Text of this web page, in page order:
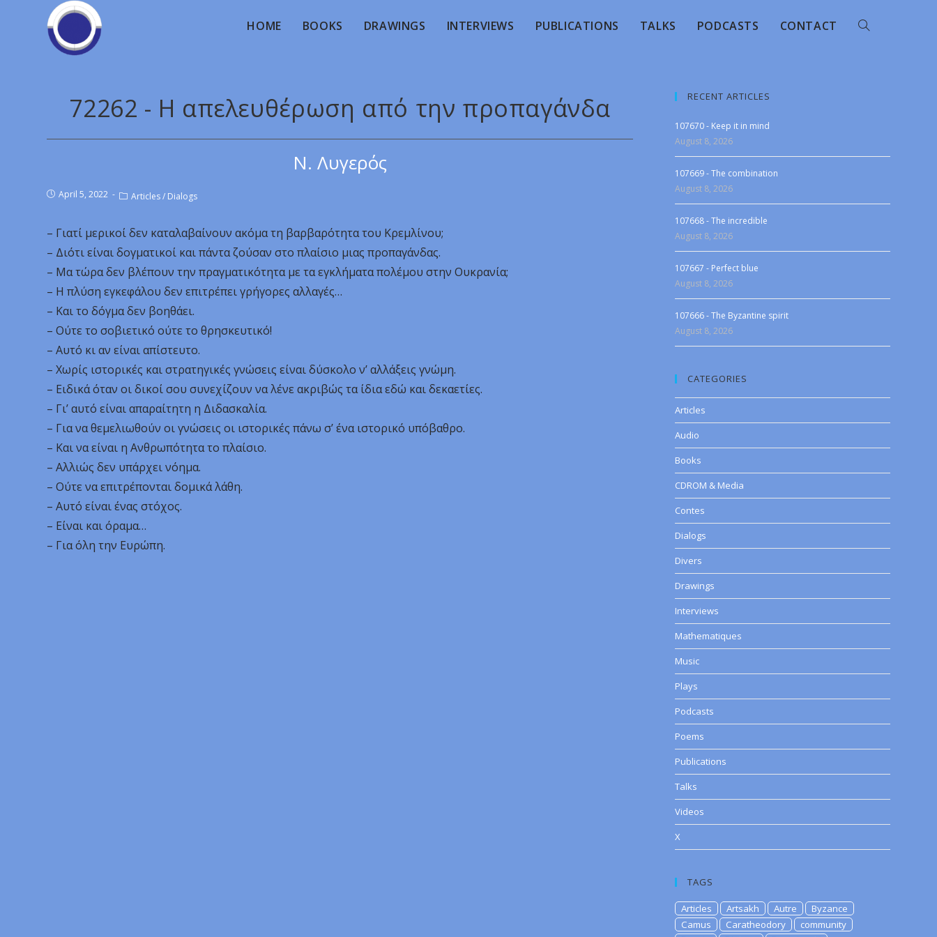
HOME BOOKS DRAWINGS INTERVIEWS PUBLICATIONS TALKS PODCASTS CONTACT
72262 - Η απελευθέρωση από την προπαγάνδα
Ν. Λυγερός
April 5, 2022 Articles/ Dialogs
– Γιατί μερικοί δεν καταλαβαίνουν ακόμα τη βαρβαρότητα του Κρεμλίνου;
– Διότι είναι δογματικοί και πάντα ζούσαν στο πλαίσιο μιας προπαγάνδας.
– Μα τώρα δεν βλέπουν την πραγματικότητα με τα εγκλήματα πολέμου στην Ουκρανία;
– Η πλύση εγκεφάλου δεν επιτρέπει γρήγορες αλλαγές…
– Και το δόγμα δεν βοηθάει.
– Ούτε το σοβιετικό ούτε το θρησκευτικό!
– Αυτό κι αν είναι απίστευτο.
– Χωρίς ιστορικές και στρατηγικές γνώσεις είναι δύσκολο ν’ αλλάξεις γνώμη.
– Ειδικά όταν οι δικοί σου συνεχίζουν να λένε ακριβώς τα ίδια εδώ και δεκαετίες.
– Γι’ αυτό είναι απαραίτητη η Διδασκαλία.
– Για να θεμελιωθούν οι γνώσεις οι ιστορικές πάνω σ’ ένα ιστορικό υπόβαθρο.
– Και να είναι η Ανθρωπότητα το πλαίσιο.
– Αλλιώς δεν υπάρχει νόημα.
– Ούτε να επιτρέπονται δομικά λάθη.
– Αυτό είναι ένας στόχος.
– Είναι και όραμα…
– Για όλη την Ευρώπη.
RECENT ARTICLES
107670 - Keep it in mind
August 8, 2026
107669 - The combination
August 8, 2026
107668 - The incredible
August 8, 2026
107667 - Perfect blue
August 8, 2026
107666 - The Byzantine spirit
August 8, 2026
CATEGORIES
Articles
Audio
Books
CDROM & Media
Contes
Dialogs
Divers
Drawings
Interviews
Mathematiques
Music
Plays
Podcasts
Poems
Publications
Talks
Videos
X
TAGS
Articles Artsakh Autre
Byzance
Camus
Caratheodory
community